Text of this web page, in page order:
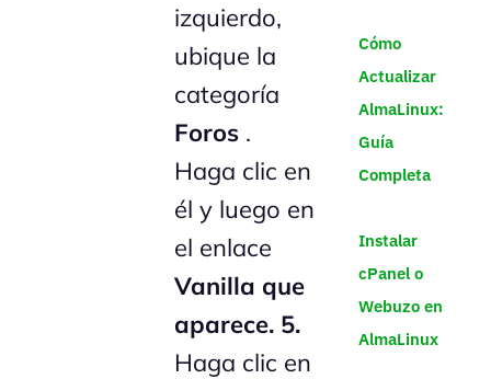
izquierdo,
ubique la
categoría
Foros .
Haga clic en
él y luego en
el enlace
Vanilla que
aparece. 5.
Haga clic en
Cómo
Actualizar
AlmaLinux:
Guía
Completa
Instalar
cPanel o
Webuzo en
AlmaLinux